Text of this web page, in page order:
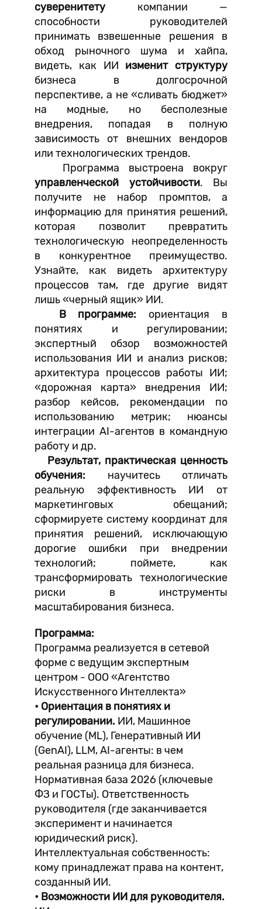
суверенитету компании —
способности руководителей
принимать взвешенные решения в
обход рыночного шума и хайпа,
видеть, как ИИ изменит структуру
бизнеса в долгосрочной
перспективе, а не «сливать бюджет»
на модные, но бесполезные
внедрения, попадая в полную
зависимость от внешних вендоров
или технологических трендов.
Программа выстроена вокруг
управленческой устойчивости. Вы
получите не набор промптов, а
информацию для принятия решений,
которая позволит превратить
технологическую неопределенность
в конкурентное преимущество.
Узнайте, как видеть архитектуру
процессов там, где другие видят
лишь «черный ящик» ИИ.
В программе: ориентация в
понятиях и регулировании;
экспертный обзор возможностей
использования ИИ и анализ рисков;
архитектура процессов работы ИИ;
«дорожная карта» внедрения ИИ;
разбор кейсов, рекомендации по
использованию метрик; нюансы
интеграции AI-агентов в командную
работу и др.
Результат, практическая ценность
обучения: научитесь отличать
реальную эффективность ИИ от
маркетинговых обещаний;
сформируете систему координат для
принятия решений, исключающую
дорогие ошибки при внедрении
технологий; поймете, как
трансформировать технологические
риски в инструменты
масштабирования бизнеса.
Программа:
Программа реализуется в сетевой
форме с ведущим экспертным
центром - ООО «Агентство
Искусственного Интеллекта»
• Ориентация в понятиях и
регулировании. ИИ, Машинное
обучение (ML), Генеративный ИИ
(GenAI), LLM, AI-агенты: в чем
реальная разница для бизнеса.
Нормативная база 2026 (ключевые
ФЗ и ГОСТы). Ответственность
руководителя (где заканчивается
эксперимент и начинается
юридический риск).
Интеллектуальная собственность:
кому принадлежат права на контент,
созданный ИИ.
• Возможности ИИ для руководителя.